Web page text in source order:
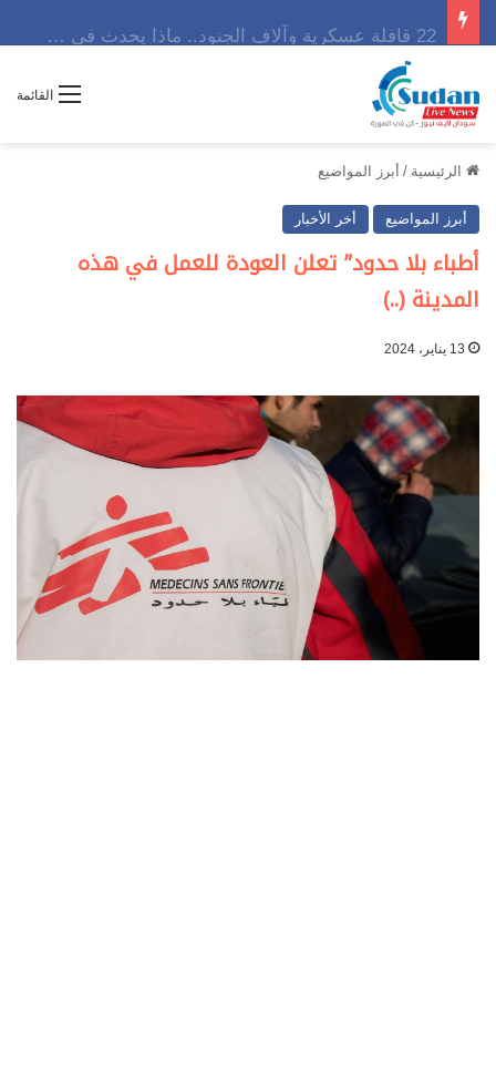
القائمة
الرئيسية / أبرز المواضيع
أبرز المواضيع أخر الأخبار
أطباء بلا حدود” تعلن العودة للعمل في هذه
المدينة (..)
13 يناير، 2024